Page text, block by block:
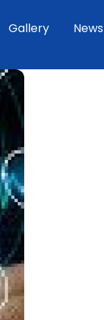
Gallery News